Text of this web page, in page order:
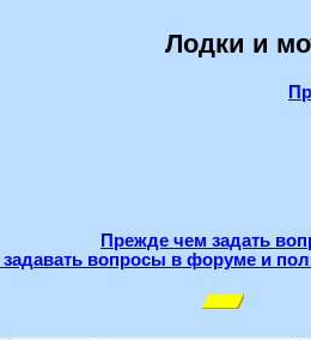
Лодки и
Прежде чем задать
задавать вопросы в форуме и